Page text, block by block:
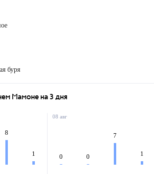
буря
Мамоне на 3 дня
8
1
08 авг
0 0
7
1